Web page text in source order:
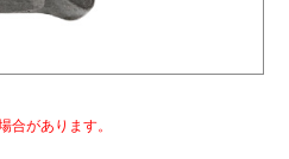
合があります。